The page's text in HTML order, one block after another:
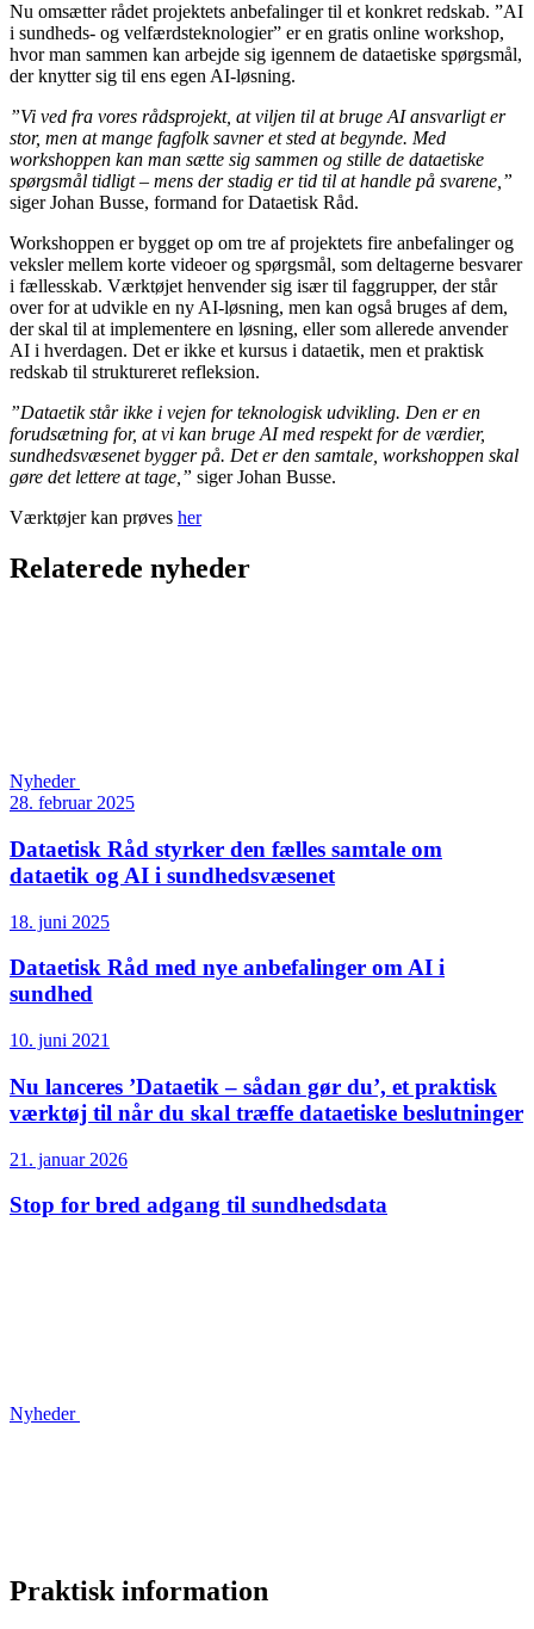
Nu omsætter rådet projektets anbefalinger til et konkret redskab. ”AI
i sundheds- og velfærdsteknologier” er en gratis online workshop,
hvor man sammen kan arbejde sig igennem de dataetiske spørgsmål,
der knytter sig til ens egen AI-løsning.
”Vi ved fra vores rådsprojekt, at viljen til at bruge AI ansvarligt er
stor, men at mange fagfolk savner et sted at begynde. Med
workshoppen kan man sætte sig sammen og stille de dataetiske
spørgsmål tidligt – mens der stadig er tid til at handle på svarene,”
siger Johan Busse, formand for Dataetisk Råd.
Workshoppen er bygget op om tre af projektets fire anbefalinger og
veksler mellem korte videoer og spørgsmål, som deltagerne besvarer
i fællesskab. Værktøjet henvender sig især til faggrupper, der står
over for at udvikle en ny AI-løsning, men kan også bruges af dem,
der skal til at implementere en løsning, eller som allerede anvender
AI i hverdagen. Det er ikke et kursus i dataetik, men et praktisk
redskab til struktureret refleksion.
”Dataetik står ikke i vejen for teknologisk udvikling. Den er en
forudsætning for, at vi kan bruge AI med respekt for de værdier,
sundhedsvæsenet bygger på. Det er den samtale, workshoppen skal
gøre det lettere at tage,” siger Johan Busse.
Værktøjer kan prøves her
Relaterede nyheder
Nyheder
28. februar 2025
Dataetisk Råd styrker den fælles samtale om
dataetik og AI i sundhedsvæsenet
18. juni 2025
Dataetisk Råd med nye anbefalinger om AI i
sundhed
10. juni 2021
Nu lanceres ’Dataetik – sådan gør du’, et praktisk
værktøj til når du skal træffe dataetiske beslutninger
21. januar 2026
Stop for bred adgang til sundhedsdata
Nyheder
Praktisk information